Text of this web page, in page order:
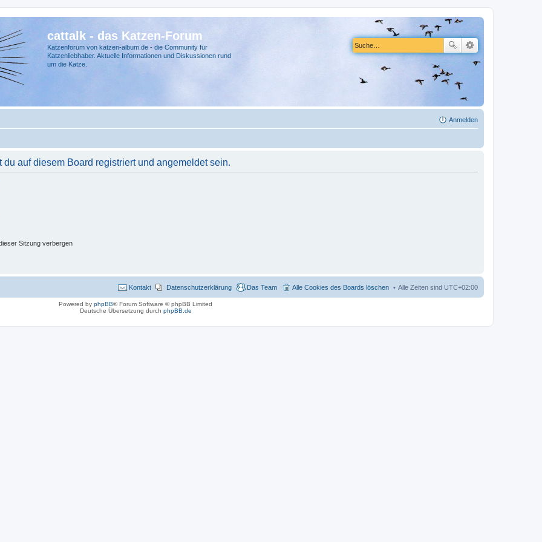
cattalk - das Katzen-Forum
Katzenforum von katzen-album.de - die Community für
Katzenliebhaber. Aktuelle Informationen und Diskussionen rund
um die Katze.
Anmelden
auf diesem Board registriert und angemeldet sein.
Sitzung verbergen
Alle Zeiten sind UTC+02:00
Alle Cookies des Boards löschen
Das Team
Datenschutzerklärung
Kontakt
Powered by phpBB® Forum Software © phpBB Limited
Deutsche Übersetzung durch phpBB.de